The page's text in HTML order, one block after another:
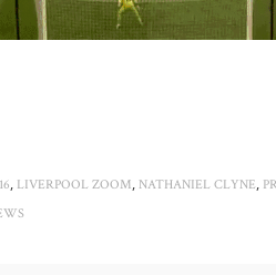
LIVERPOOL ZOOM NATHANIEL CLYNE